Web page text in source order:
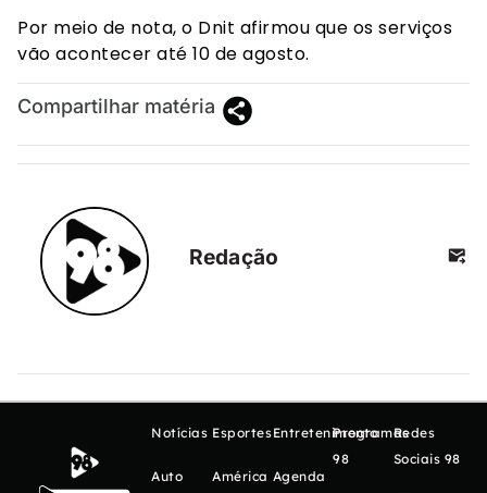
Por meio de nota, o Dnit afirmou que os serviços
vão acontecer até 10 de agosto.
Compartilhar matéria
Redação
Notícias
Auto
Esportes
América
Entretenimento
Agenda
Programas
98
Redes
Sociais 98